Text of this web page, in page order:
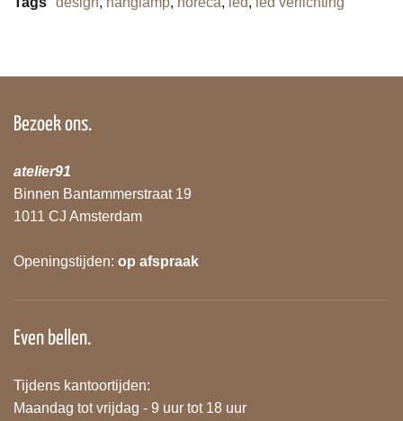
Bezoek ons.
atelier91
Binnen Bantammerstraat 19
1011 CJ Amsterdam
Openingstijden: op afspraak
Even bellen.
Tijdens kantoortijden:
Maandag tot vrijdag - 9 uur tot 18 uur